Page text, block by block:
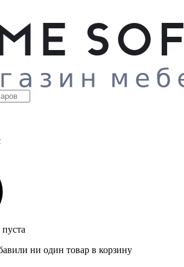
ни один товар в корзину